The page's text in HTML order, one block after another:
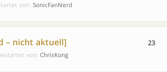
von: SonicFanNerd
– nicht aktuell]
von: ChrisKong
23